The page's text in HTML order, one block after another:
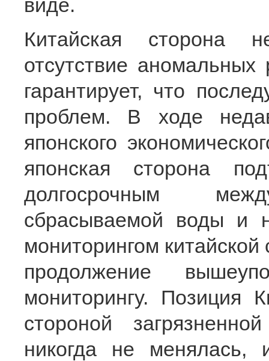
виде.
Китайская сторона
отсутствие
гарантирует, что
проблем. В ходе
японского
японская сторона
долгосрочным
сбрасываемой воды и
мониторингом
продолжение
мониторингу. Позиция
стороной
никогда не